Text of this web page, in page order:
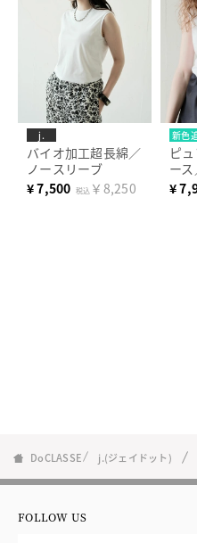
j.
バイオ加工超長綿／
ノースリーブ
¥7,500 税込 ￥8,250
新色
ピ
ー
¥
DoCLASSE j.(ジェイドット)
FOLLOW US